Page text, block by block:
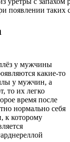
появлении
у мужчины
какие-то
у мужчин, а
то их легко
время после
нормально себя
к которому